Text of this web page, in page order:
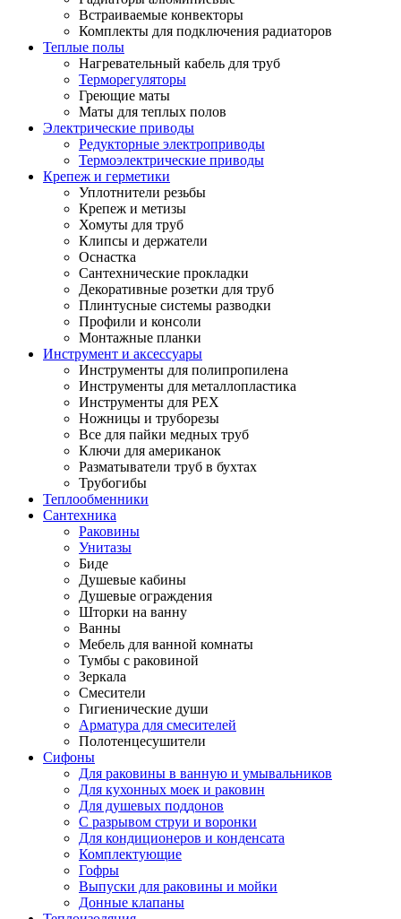
Встраиваемые конвекторы
Комплекты для подключения радиаторов
Теплые полы
Нагревательный кабель для труб
Терморегуляторы
Греющие маты
Маты для теплых полов
Электрические приводы
Редукторные электроприводы
Термоэлектрические приводы
Крепеж и герметики
Уплотнители резьбы
Крепеж и метизы
Хомуты для труб
Клипсы и держатели
Оснастка
Сантехнические прокладки
Декоративные розетки для труб
Плинтусные системы разводки
Профили и консоли
Монтажные планки
Инструмент и аксессуары
Инструменты для полипропилена
Инструменты для металлопластика
Инструменты для PEX
Ножницы и труборезы
Все для пайки медных труб
Ключи для американок
Разматыватели труб в бухтах
Трубогибы
Теплообменники
Сантехника
Раковины
Унитазы
Биде
Душевые кабины
Душевые ограждения
Шторки на ванну
Ванны
Мебель для ванной комнаты
Тумбы с раковиной
Зеркала
Смесители
Гигиенические души
Арматура для смесителей
Полотенцесушители
Сифоны
Для раковины в ванную и умывальников
Для кухонных моек и раковин
Для душевых поддонов
С разрывом струи и воронки
Для кондиционеров и конденсата
Комплектующие
Гофры
Выпуски для раковины и мойки
Донные клапаны